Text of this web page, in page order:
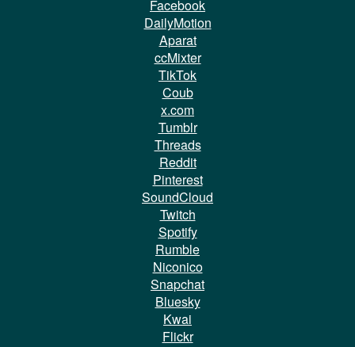
Facebook
DailyMotion
Aparat
ccMixter
TikTok
Coub
x.com
Tumblr
Threads
Reddit
Pinterest
SoundCloud
Twitch
Spotify
Rumble
Niconico
Snapchat
Bluesky
Kwai
Flickr